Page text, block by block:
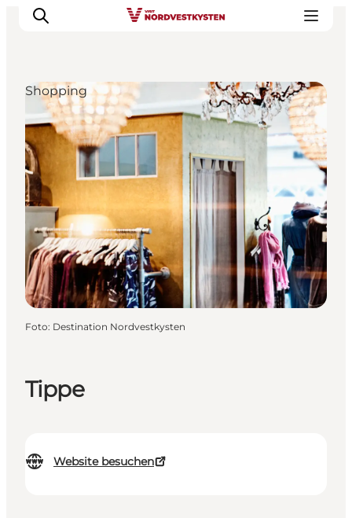
Urlaubsorte
Inspiration
Events
Unterkunft
Mach deine Urlaubsplanung
Tippe
Website besuchen
Shopping
Foto: Destination Nordvestkysten